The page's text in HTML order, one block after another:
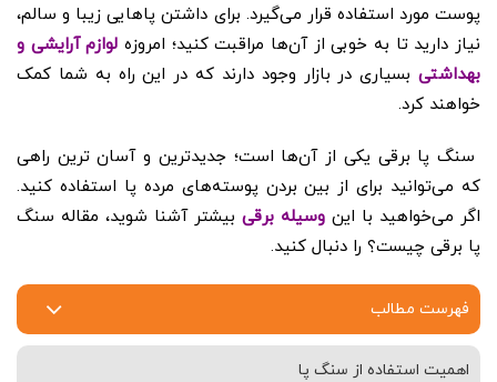
پوست مورد استفاده قرار می‌گیرد. برای داشتن پاهایی زیبا و سالم،
نیاز دارید تا به خوبی از آن‌ها مراقبت کنید؛ امروزه لوازم آرایشی و
بهداشتی بسیاری در بازار وجود دارند که در این راه به شما کمک
خواهند کرد.
سنگ پا برقی یکی از آن‌ها است؛ جدیدترین و آسان ترین راهی
که می‌توانید برای از بین بردن پوسته‌های مرده پا استفاده کنید.
اگر می‌خواهید با این وسیله برقی بیشتر آشنا شوید، مقاله سنگ
پا برقی چیست؟ را دنبال کنید.
فهرست مطالب
اهمیت استفاده از سنگ پا